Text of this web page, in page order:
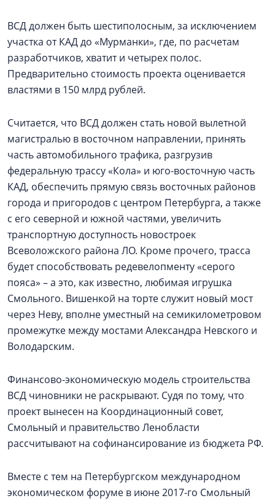
ВСД должен быть шестиполосным, за исключением
участка от КАД до «Мурманки», где, по расчетам
разработчиков, хватит и четырех полос.
Предварительно стоимость проекта оценивается
властями в 150 млрд рублей.
Считается, что ВСД должен стать новой вылетной
магистралью в восточном направлении, принять
часть автомобильного трафика, разгрузив
федеральную трассу «Кола» и юго-восточную часть
КАД, обеспечить прямую связь восточных районов
города и пригородов с центром Петербурга, а также
с его северной и южной частями, увеличить
транспортную доступность новостроек
Всеволожского района ЛО. Кроме прочего, трасса
будет способствовать редевелопменту «серого
пояса» – а это, как известно, любимая игрушка
Смольного. Вишенкой на торте служит новый мост
через Неву, вполне уместный на семикилометровом
промежутке между мостами Александра Невского и
Володарским.
Финансово-экономическую модель строительства
ВСД чиновники не раскрывают. Судя по тому, что
проект вынесен на Координационный совет,
Смольный и правительство Ленобласти
рассчитывают на софинансирование из бюджета РФ.
Вместе с тем на Петербургском международном
экономическом форуме в июне 2017-го Смольный